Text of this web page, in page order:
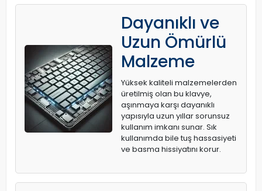
Dayanıklı ve
Uzun Ömürlü
Malzeme
Yüksek kaliteli malzemelerden
üretilmiş olan bu klavye,
aşınmaya karşı dayanıklı
yapısıyla uzun yıllar sorunsuz
kullanım imkanı sunar. Sık
kullanımda bile tuş hassasiyeti
ve basma hissiyatını korur.